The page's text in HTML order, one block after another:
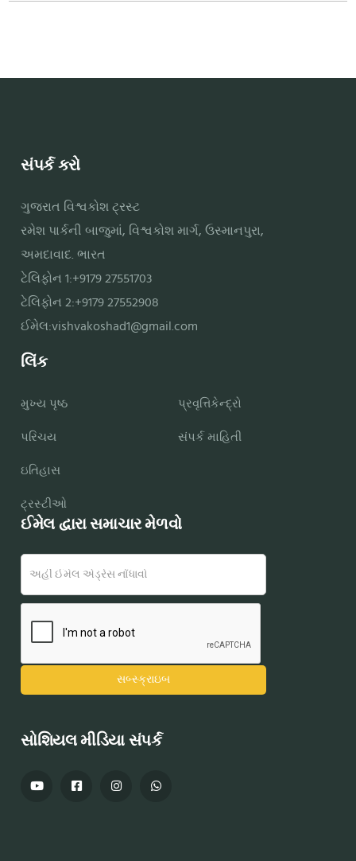
સંપર્ક કરો
ગુજરાત વિશ્વકોશ ટ્રસ્ટ
રમેશ પાર્કની બાજુમાં, વિશ્વકોશ માર્ગ, ઉસ્માનપુરા,
અમદાવાદ. ભારત
ટેલિફોન 1:+9179 27551703
ટેલિફોન 2:+9179 27552908
ઈમેલ:vishvakoshad1@gmail.com
લિંક
મુખ્ય પૃષ્ઠ
પરિચય
ઇતિહાસ
ટ્રસ્ટીઓ
પ્રવૃત્તિકેન્દ્રો
સંપર્ક માહિતી
ઈમેલ દ્વારા સમાચાર મેળવો
સોશિયલ મીડિયા સંપર્ક